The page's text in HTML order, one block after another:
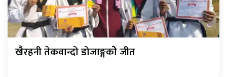
खैरहनी तेकवान्दो डोजाङ्गकोे जीत